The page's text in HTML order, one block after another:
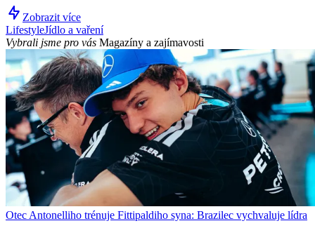
Zobrazit více
LifestyleJídlo a vaření
Vybrali jsme pro vás Magazíny a zajímavosti
Otec Antonelliho trénuje Fittipaldiho syna: Brazilec vychvaluje lídra